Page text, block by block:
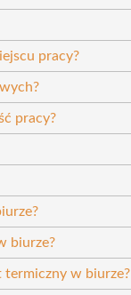
pracy?
pracy?
biurze?
w biurze?